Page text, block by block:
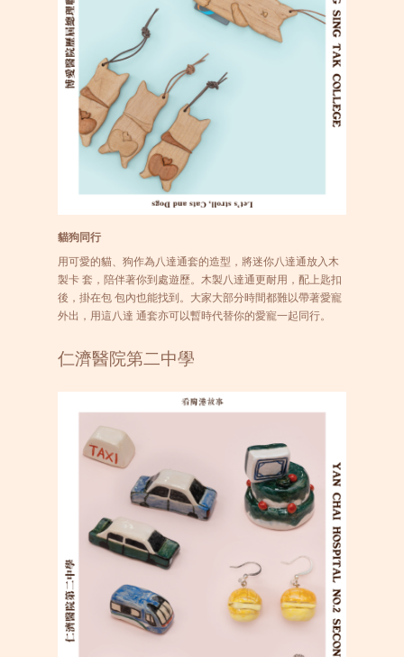
貓狗同行
用可愛的貓、狗作為八達通套的造型，將迷你八達通放入木
製卡 套，陪伴著你到處遊歷。木製八達通更耐用，配上匙扣
後，掛在包 包內也能找到。大家大部分時間都難以帶著愛寵
外出，用這八達 通套亦可以暫時代替你的愛寵一起同行。
仁濟醫院第二中學